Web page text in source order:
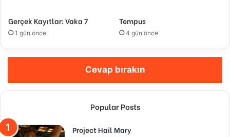
Gerçek Kayıtlar: Vaka 7
1 gün önce
Tempus
4 gün önce
Cevap bırakın
Popular Posts
Project Hail Mary